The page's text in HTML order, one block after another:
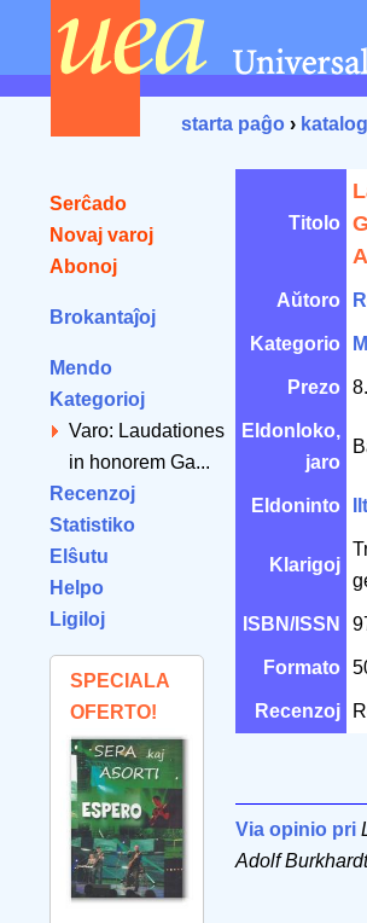
starta paĝo ›
Serĉado
Novaj varoj
Abonoj
Brokantaĵoj
Mendo
Kategorioj
Varo: Laudationes
in honorem Ga...
Recenzoj
Statistiko
Elŝutu
Helpo
Ligiloj
SPECIALA
OFERTO!
Titolo
Aŭtoro
Kategorio
Prezo
Eldonloko,
jaro
Eldoninto
Klarigoj
ISBN/ISSN
Formato
Recenzoj
Via opinio pri
Adolf Burkhardt